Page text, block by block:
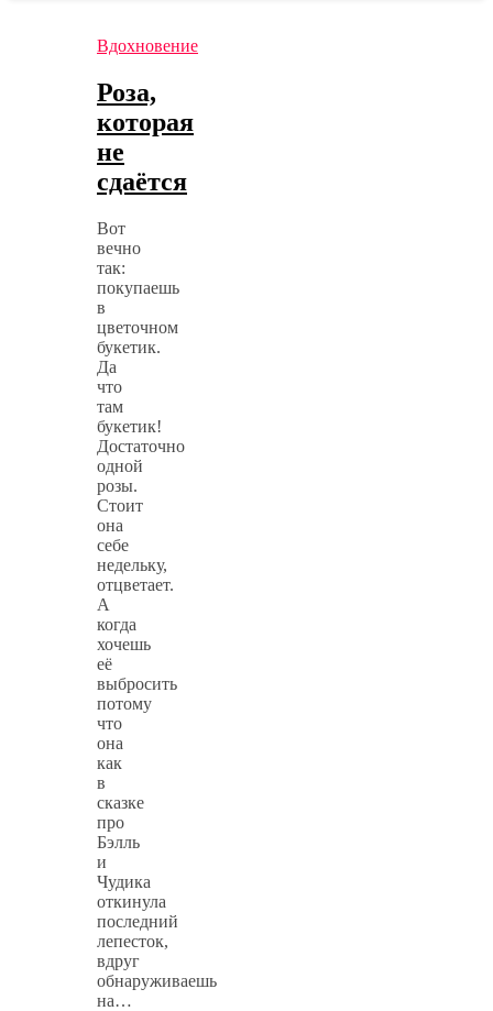
Вдохновение
Роза,
которая
не
сдаётся
Вот
вечно
так:
покупаешь
в
цветочном
букетик.
Да
что
там
букетик!
Достаточно
одной
розы.
Стоит
она
себе
недельку,
отцветает.
А
когда
хочешь
её
выбросить
потому
что
она
как
в
сказке
про
Бэлль
и
Чудика
откинула
последний
лепесток,
вдруг
обнаруживаешь
на…